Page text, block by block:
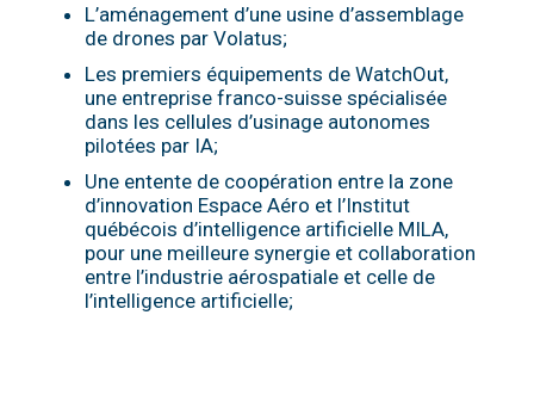
L’aménagement d’une usine d’assemblage
de drones par Volatus;
Les premiers équipements de WatchOut,
une entreprise franco-suisse spécialisée
dans les cellules d’usinage autonomes
pilotées par IA;
Une entente de coopération entre la zone
d’innovation Espace Aéro et l’Institut
québécois d’intelligence artificielle MILA,
pour une meilleure synergie et collaboration
entre l’industrie aérospatiale et celle de
l’intelligence artificielle;